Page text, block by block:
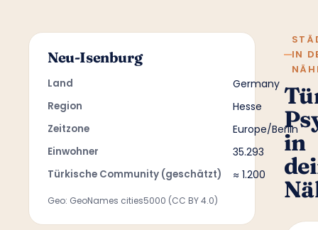
Neu-Isenburg
Land Germany
Region Hesse
Zeitzone Europe/Berlin
Einwohner 35.293
Türkische Community (geschätzt) ≈ 1.200
Geo: GeoNames cities5000 (CC BY 4.0)
IN
in